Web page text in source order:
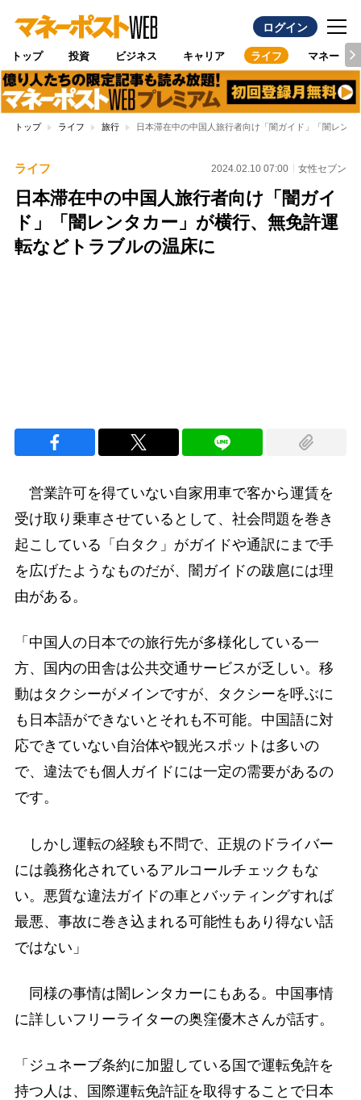
ログイン
トップ 投資 ビジネス キャリア ライフ マネー
トップ ライフ 旅行 日本滞在中の中国人旅行者向け「闇ガイド」「闇レン
ライフ 2024.02.10 07:00 女性セブン
日本滞在中の中国人旅行者向け「闇ガイ
ド」「闇レンタカー」が横行、無免許運
転などトラブルの温床に
営業許可を得ていない自家用車で客から運賃を
受け取り乗車させているとして、社会問題を巻き
起こしている「白タク」がガイドや通訳にまで手
を広げたようなものだが、闇ガイドの跋扈には理
由がある。
「中国人の日本での旅行先が多様化している一
方、国内の田舎は公共交通サービスが乏しい。移
動はタクシーがメインですが、タクシーを呼ぶに
も日本語ができないとそれも不可能。中国語に対
応できていない自治体や観光スポットは多いの
で、違法でも個人ガイドには一定の需要があるの
です。
しかし運転の経験も不問で、正規のドライバー
には義務化されているアルコールチェックもな
い。悪質な違法ガイドの車とバッティングすれば
最悪、事故に巻き込まれる可能性もあり得ない話
ではない」
同様の事情は闇レンタカーにもある。中国事情
に詳しいフリーライターの奥窪優木さんが話す。
「ジュネーブ条約に加盟している国で運転免許を
持つ人は、国際運転免許証を取得することで日本